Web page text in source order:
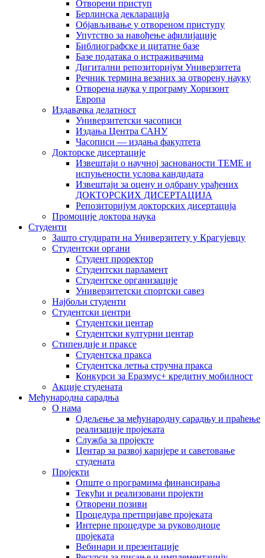
Отворени приступ
Берлинска декларација
Објављивање у отвореном приступу
Упутство за навођење афилијације
Библиографске и цитатне базе
Базе података о истраживачима
Дигитални репозиторијум Универзитета
Рeчник термина везаних за отворену науку
Отворена наука у програму Хоризонт
Европа
Издавачка делатност
Универзитетски часописи
Издања Центра САНУ
Часописи — издања факултета
Докторске дисертације
Извештаји о научној заснованости ТЕМЕ и
испуњености услова кандидата
Извештаји за оцену и одбрану урађених
ДОКТОРСКИХ ДИСЕРТАЦИЈА
Репозиторијум докторских дисертација
Промоције доктора наука
Студенти
Зашто студирати на Универзитету у Крагујевцу
Студентски органи
Студент проректор
Студентски парламент
Студентске организације
Универзитетски спортски савез
Најбољи студенти
Студентски центри
Студентски центар
Студентски културни центар
Стипендије и праксе
Студентска пракса
Студентска летња стручна пракса
Конкурси за Еразмус+ кредитну мобилност
Акције студената
Међународна сарадња
О нама
Одељење за међународну сарадњу и праћење
реализације пројеката
Служба за пројекте
Центар за развој каријере и саветовање
студената
Пројекти
Опште о програмима финансирања
Текући и реализовани пројекти
Отворени позиви
Процедура претпријаве пројеката
Интерне процедуре за руководиоце
пројеката
Вебинари и презентације